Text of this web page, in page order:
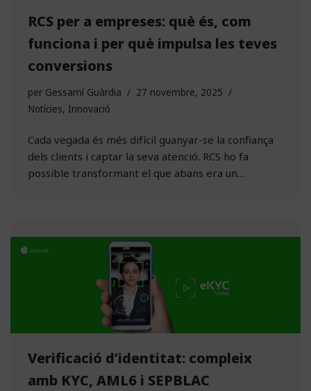
RCS per a empreses: què és, com
funciona i per què impulsa les teves
conversions
per Gessamí Guàrdia
27 novembre, 2025
Notícies, Innovació
Cada vegada és més difícil guanyar-se la confiança
dels clients i captar la seva atenció. RCS ho fa
possible transformant el que abans era un…
Verificació d’identitat: compleix
amb KYC, AML6 i SEPBLAC